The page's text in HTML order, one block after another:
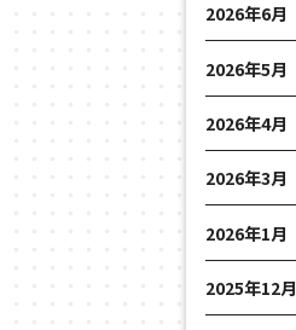
2026年6月
2026年5月
2026年4月
2026年3月
2026年1月
2025年12月